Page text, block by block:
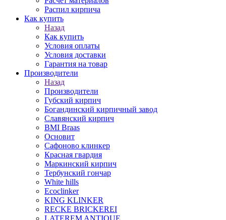
Распил кирпича
Как купить
Назад
Как купить
Условия оплаты
Условия доставки
Гарантия на товар
Производители
Назад
Производители
Губский кирпич
Богандинский кирпичный завод
Славянский кирпич
BMI Braas
Основит
Сафоново клинкер
Красная гвардия
Маркинский кирпич
Тербунский гончар
White hills
Ecoclinker
KING KLINKER
RECKE BRICKEREI
LATEREM ANTIQUE